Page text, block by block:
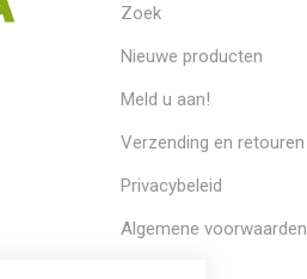
Zoek
Nieuwe producten
Meld u aan!
Verzending en retouren
Privacybeleid
Algemene voorwaarden